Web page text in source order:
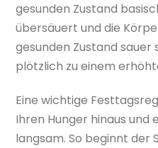
gesunden Zustand
übersäuert und die
gesunden Zustand sauer
plötzlich zu einem
Eine wichtige
Ihren Hunger hinaus und
langsam. So beginnt